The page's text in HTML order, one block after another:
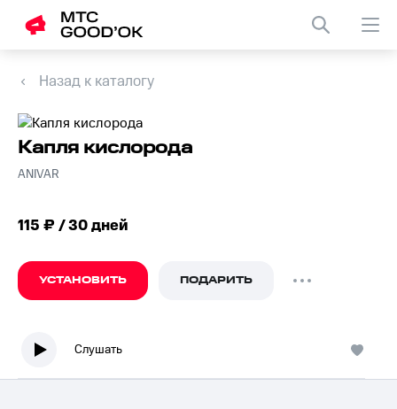
Назад к каталогу
Капля кислорода
ANIVAR
115 ₽ / 30 дней
УСТАНОВИТЬ ПОДАРИТЬ
Слушать